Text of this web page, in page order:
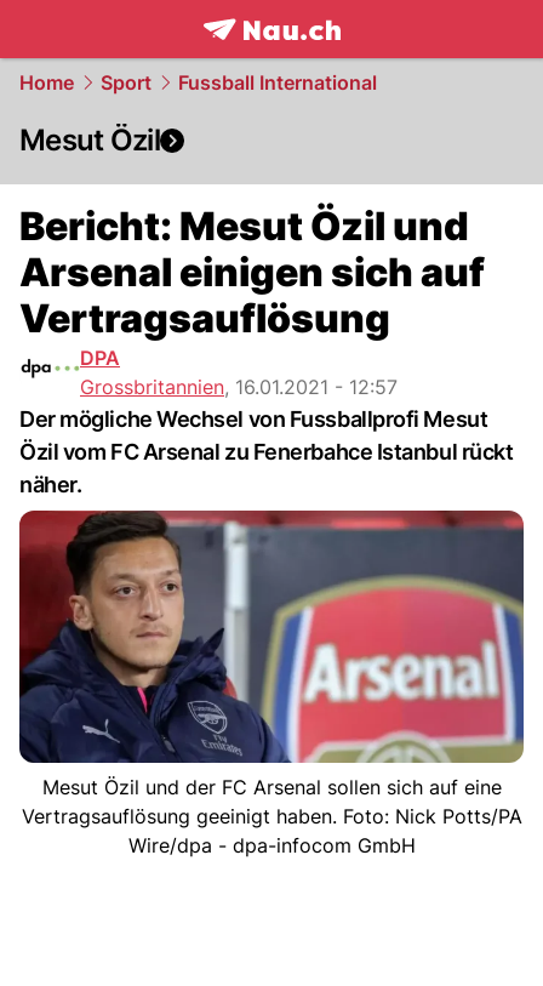
frontpage.NAU.ch
Home Sport Fussball International
Mesut Özil
Bericht: Mesut Özil und
Arsenal einigen sich auf
Vertragsauflösung
DPA
Grossbritannien, 16.01.2021 - 12:57
Der mögliche Wechsel von Fussballprofi Mesut
Özil vom FC Arsenal zu Fenerbahce Istanbul rückt
näher.
Mesut Özil und der FC Arsenal sollen sich auf eine
Vertragsauflösung geeinigt haben. Foto: Nick Potts/PA
Wire/dpa - dpa-infocom GmbH